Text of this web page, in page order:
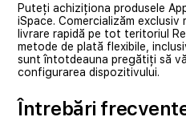
Puteți achiziționa produsele
iSpace. Comercializăm exclusiv
livrare rapidă pe tot teritoriul
metode de plată flexibile,
sunt întotdeauna pregătiți să
configurarea dispozitivului.
Întrebări